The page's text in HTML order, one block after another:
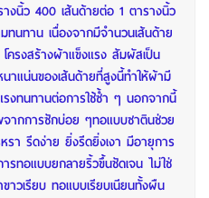
งนิ้ว 400 เส้นด้ายต่อ 1 ตารางนิ้ว
นทาน เนื่องจากมีจำนวนเส้นด้าย
โครงสร้างผ้าแข็งแรง สัมผัสเป็น
แน่นของเส้นด้ายที่สูงนี้ทำให้ผ้ามี
งทนทานต่อการใช้ซ้ำ ๆ นอกจากนี้
ากการซักบ่อย ๆทอแบบซาตินช่วย
รา รีดง่าย ยิ่งรีดยิ่งเงา มีอายุการ
รทอแบบยกลายริ้วขึ้นชัดเจน ไม่ใช่
าวเรียบ ทอแบบเรียบเนียนทั้งผืน